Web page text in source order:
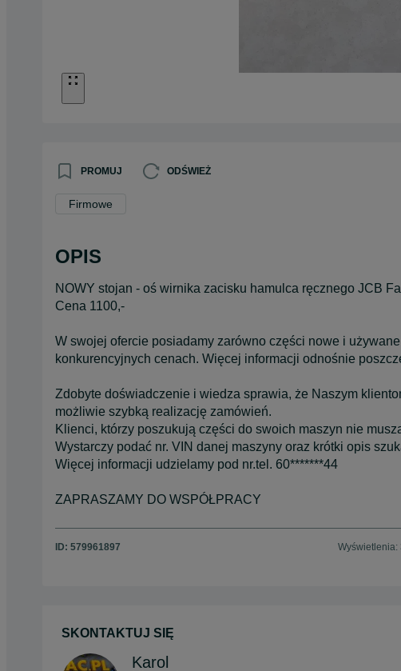
PROMUJ ODŚWIEŻ
Firmowe
OPIS
NOWY stojan - oś wirnika zacisku hamulca ręcznego JCB
Cena 1100,-
W swojej ofercie posiadamy zarówno części nowe i
konkurencyjnych cenach. Więcej informacji odnośnie
Zdobyte doświadczenie i wiedza sprawia, że Naszym
możliwie szybką realizację zamówień.
Klienci, którzy poszukują części do swoich maszyn nie
Wystarczy podać nr. VIN danej maszyny oraz krótki opis
Więcej informacji udzielamy pod nr.tel. 60*******44
ZAPRASZAMY DO WSPÓŁPRACY
ID: 579961897 Wyświetlenia:
SKONTAKTUJ SIĘ
Karol